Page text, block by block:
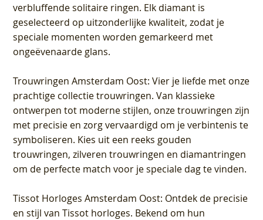
verbluffende solitaire ringen. Elk diamant is
geselecteerd op uitzonderlijke kwaliteit, zodat je
speciale momenten worden gemarkeerd met
ongeëvenaarde glans.
Trouwringen Amsterdam Oost: Vier je liefde met onze
prachtige collectie trouwringen. Van klassieke
ontwerpen tot moderne stijlen, onze trouwringen zijn
met precisie en zorg vervaardigd om je verbintenis te
symboliseren. Kies uit een reeks gouden
trouwringen, zilveren trouwringen en diamantringen
om de perfecte match voor je speciale dag te vinden.
Tissot Horloges Amsterdam Oost: Ontdek de precisie
en stijl van Tissot horloges. Bekend om hun